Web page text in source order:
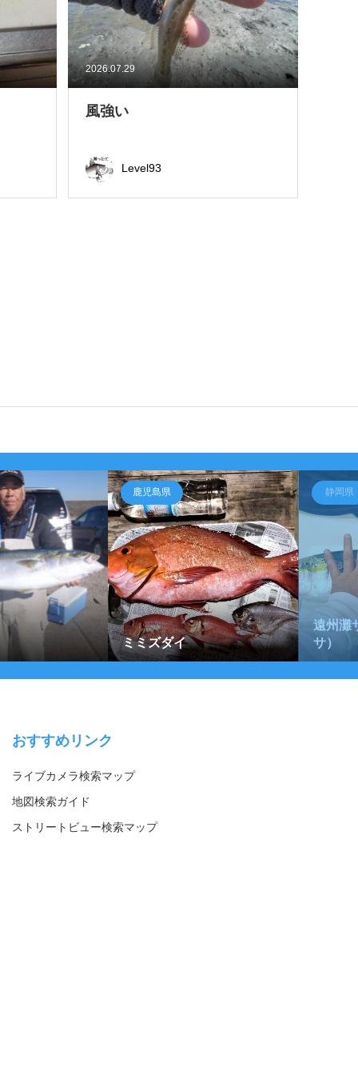
2026.07.29
風強い
Level93
鹿児島県
ミミズダイ
静岡県
遠州灘
サ）
おすすめリンク
ライブカメラ検索マップ
地図検索ガイド
ストリートビュー検索マップ